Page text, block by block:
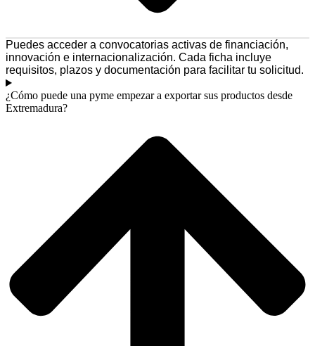
Puedes acceder a convocatorias activas de financiación,
innovación e internacionalización. Cada ficha incluye
requisitos, plazos y documentación para facilitar tu solicitud.
¿Cómo puede una pyme empezar a exportar sus productos desde
Extremadura?